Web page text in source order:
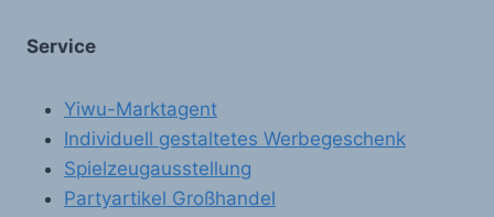
Service
Yiwu-Marktagent
Individuell gestaltetes Werbegeschenk
Spielzeugausstellung
Partyartikel Großhandel